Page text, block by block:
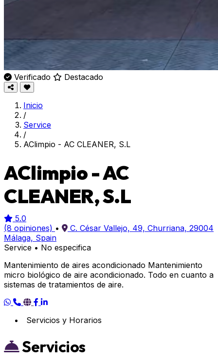
Verificado Destacado
Inicio
/
Service
/
AClimpio - AC CLEANER, S.L
AClimpio - AC
CLEANER, S.L
5.0
(8 opiniones) •
C. César Vallejo, 49, Churriana, 29004
Málaga, Spain
Service • No especifica
Mantenimiento de aires acondicionado Mantenimiento
micro biológico de aire acondicionado. Todo en cuanto a
sistemas de tratamientos de aire.
Servicios y Horarios
Servicios